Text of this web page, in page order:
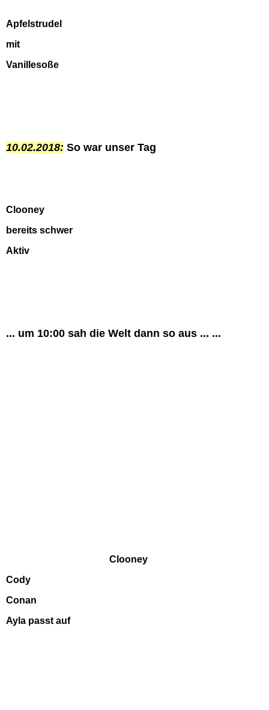
Apfelstrudel
mit
Vanillesoße
10.02.2018: So war unser Tag
Clooney
bereits schwer
Aktiv
... um 10:00 sah die Welt dann so aus ... ...
Clooney
Cody
Conan
Ayla passt auf